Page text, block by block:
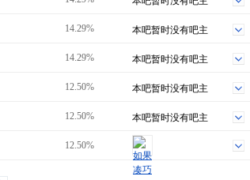
14.29% 本吧暂时没有吧主
14.29% 本吧暂时没有吧主
12.50% 本吧暂时没有吧主
12.50% 本吧暂时没有吧主
12.50%